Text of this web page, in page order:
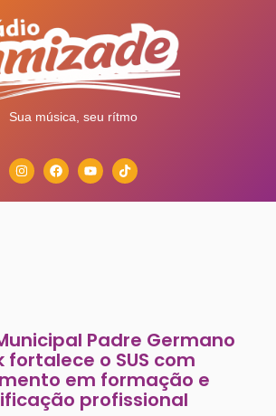
Sua música, seu rítmo
Padre Germano
fortalece o SUS com
em formação e
profissional